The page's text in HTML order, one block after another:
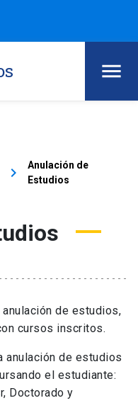
keyboard_arrow_right
Anulación de
Estudios
de estudios,
cursos inscritos.
anulación de estudios
el estudiante:
Doctorado y